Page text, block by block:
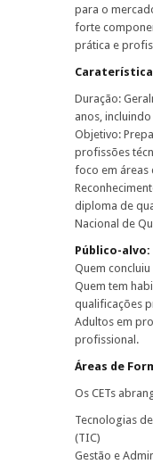
para o
forte
prática e
Duração:
anos,
Objetivo:
profissões
foco em áreas
diploma de
Nacional de
Público-alvo:
Quem concluiu
Quem tem
qualificações
Adultos em
profissional.
Áreas de
Os CETs
Tecnologias
(TIC)
Gestão e